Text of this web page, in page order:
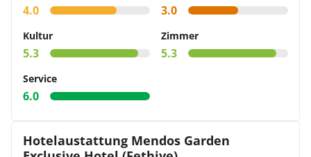
4.0 3.0
Kultur
5.3
Zimmer
5.3
Service
6.0
Hotelaustattung Mendos Garden